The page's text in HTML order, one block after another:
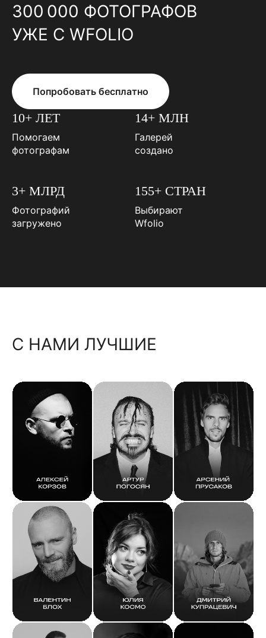
300 000 ФОТОГРАФОВ
УЖЕ С WFOLIO
Попробовать бесплатно
10+ ЛЕТ
Помогаем
фотографам
14+ МЛН
Галерей
создано
3+ МЛРД
Фотографий
загружено
155+ СТРАН
Выбирают
Wfolio
С НАМИ ЛУЧШИЕ